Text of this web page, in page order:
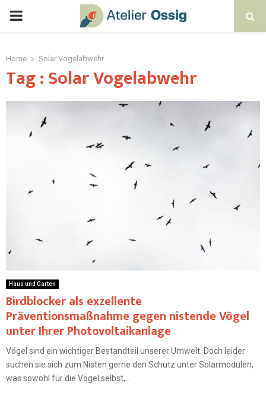
Home Solar Vogelabwehr
Tag : Solar Vogelabwehr
Haus und Garten
Birdblocker als exzellente
Präventionsmaßnahme gegen nistende Vögel
unter Ihrer Photovoltaikanlage
Vögel sind ein wichtiger Bestandteil unserer Umwelt. Doch leider
suchen sie sich zum Nisten gerne den Schutz unter Solarmodulen,
was sowohl für die Vögel selbst,...